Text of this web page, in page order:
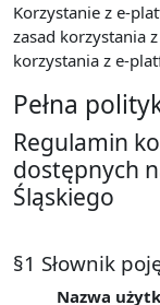
Korzystanie z e-
zasad korzystania
korzystania z e-
Pełna
Regulamin
dostępnych
Śląskiego
§1 Słownik
Nazwa